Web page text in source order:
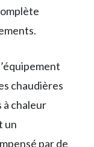
chaudières
à chaleur
un
par de